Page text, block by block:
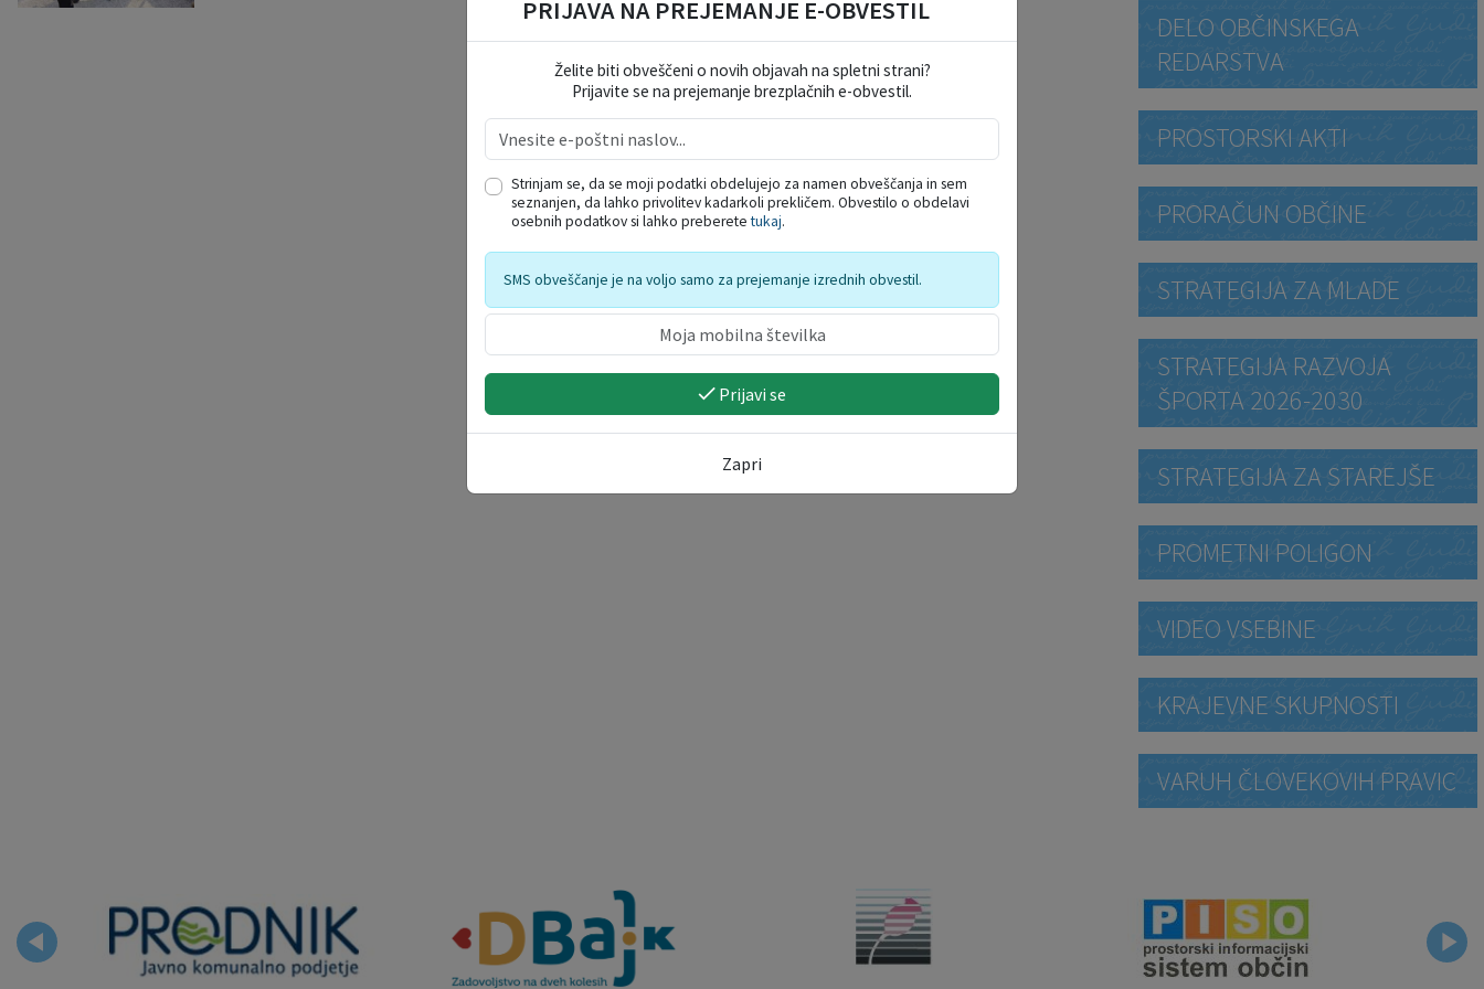
DELO OBČINSKEGA
REDARSTVA
PROSTORSKI AKTI
PRORAČUN OBČINE
STRATEGIJA ZA MLADE
STRATEGIJA RAZVOJA
ŠPORTA 2026-2030
STRATEGIJA ZA STAREJŠE
PROMETNI POLIGON
VIDEO VSEBINE
KRAJEVNE SKUPNOSTI
VARUH ČLOVEKOVIH PRAVIC
PRIJAVA NA PREJEMANJE E-OBVESTIL
Želite biti obveščeni o novih objavah na spletni strani?
Prijavite se na prejemanje brezplačnih e-obvestil.
Strinjam se, da se moji podatki obdelujejo za namen obveščanja in sem
seznanjen, da lahko privolitev kadarkoli prekličem. Obvestilo o obdelavi
osebnih podatkov si lahko preberetetukaj.
SMS obveščanje je na voljo samo za prejemanje izrednih obvestil.
Prijavi se
Zapri